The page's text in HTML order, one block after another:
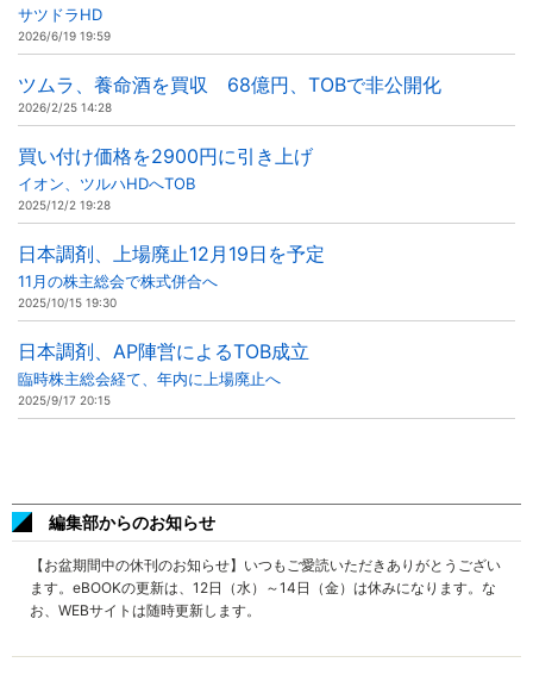
サツドラHD
2026/6/19 19:59
ツムラ、養命酒を買収 68億円、TOBで非公開化
2026/2/25 14:28
買い付け価格を2900円に引き上げ
イオン、ツルハHDへTOB
2025/12/2 19:28
日本調剤、上場廃止12月19日を予定
11月の株主総会で株式併合へ
2025/10/15 19:30
日本調剤、AP陣営によるTOB成立
臨時株主総会経て、年内に上場廃止へ
2025/9/17 20:15
編集部からのお知らせ
【お盆期間中の休刊のお知らせ】いつもご愛読いただきありがとうござい
ます。eBOOKの更新は、12日（水）～14日（金）は休みになります。な
お、WEBサイトは随時更新します。